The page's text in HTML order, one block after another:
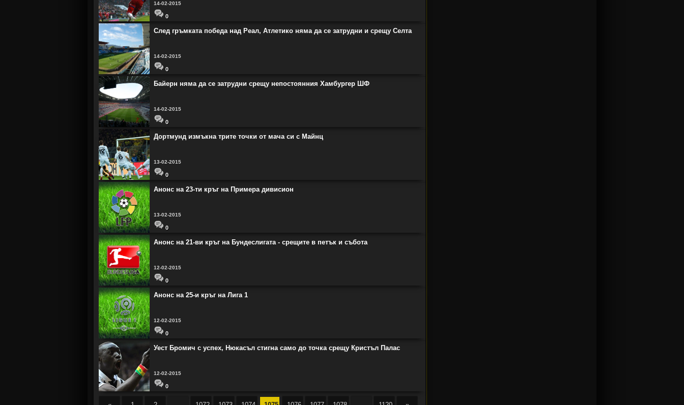
14-02-2015
0
След гръмката победа над Реал, Атлетико няма да се затрудни и срещу Селта
14-02-2015
0
Байерн няма да се затрудни срещу непостоянния Хамбургер ШФ
14-02-2015
0
Дортмунд измъкна трите точки от мача си с Майнц
13-02-2015
0
Анонс на 23-ти кръг на Примера дивисион
13-02-2015
0
Анонс на 21-ви кръг на Бундеслигата - срещите в петък и събота
12-02-2015
0
Анонс на 25-и кръг на Лига 1
12-02-2015
0
Уест Бромич с успех, Нюкасъл стигна само до точка срещу Кристъл Палас
12-02-2015
0